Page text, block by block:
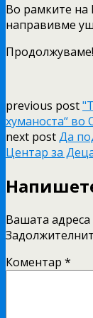
Во рамките на
направивме
Продолжуваме!
previous post
хуманоста“ во
next postДа
Центар за
Вашата
Коментар *